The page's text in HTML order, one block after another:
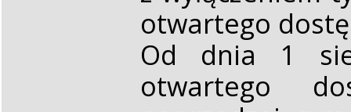
otwartego
Od dnia 1
otwartego